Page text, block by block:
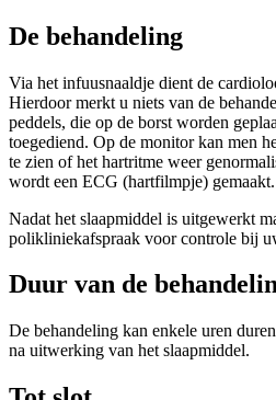
De behandeling
Via het infuusnaaldje dient de
Hierdoor merkt u niets van de
peddels, die op de borst worden
toegediend. Op de monitor kan men
te zien of het hartritme weer
wordt een ECG (hartfilmpje) gemaakt.
Nadat het slaapmiddel is uitgewerkt
polikliniekafspraak voor controle bij
Duur van de
De behandeling kan enkele uren
na uitwerking van het slaapmiddel.